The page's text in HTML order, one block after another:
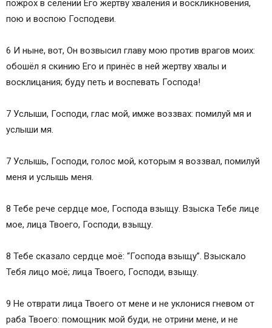
пожрох в селении Его жертву хваления и воскликновения,
пою и воспою Господеви.
6 И ныне, вот, Он возвысил главу мою против врагов моих:
обошёл я скинию Его и принёс в ней жертву хвалы и
восклицания; буду петь и воспевать Господа!
7 Услыши, Господи, глас мой, имже воззвах: помилуй мя и
услыши мя.
7 Услышь, Господи, голос мой, которым я воззвал, помилуй
меня и услышь меня.
8 Тебе рече сердце мое, Господа взыщу. Взыска Тебе лице
мое, лица Твоего, Господи, взыщу.
8 Тебе сказало сердце моё: “Господа взыщу”. Взыскало
Тебя лицо моё; лица Твоего, Господи, взыщу.
9 Не отврати лица Твоего от мене и не уклонися гневом от
раба Твоего: помощник мой буди, не отрини мене, и не